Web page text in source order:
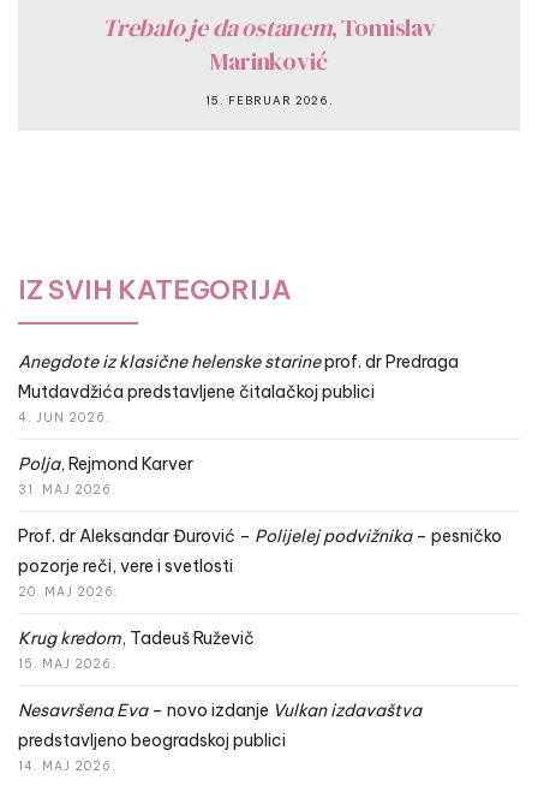
Trebalo je da ostanem, Tomislav
Marinković
15. FEBRUAR 2026.
IZ SVIH KATEGORIJA
Anegdote iz klasične helenske starineprof. dr Predraga
Mutdavdžića predstavljene čitalačkoj publici
4. JUN 2026.
Polja, Rejmond Karver
31. MAJ 2026.
Prof. dr Aleksandar Đurović – Polijelej podvižnika– pesničko
pozorje reči, vere i svetlosti
20. MAJ 2026.
Krug kredom, Tadeuš Ruževič
15. MAJ 2026.
Nesavršena Eva– novo izdanje Vulkan izdavaštva
predstavljeno beogradskoj publici
14. MAJ 2026.